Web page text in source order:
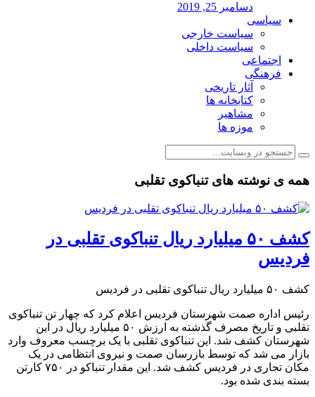
دسامبر 25, 2019
سیاسی
سیاست خارجی
سیاست داخلی
اجتماعی
فرهنگی
آثار تاریخی
کتابخانه ها
مشاهیر
موزه ها
همه ی نوشته های تنباکوی تقلبی
کشف ۵۰ میلیارد ریال تنباکوی تقلبی در
فردیس
کشف ۵۰ میلیارد ریال تنباکوی تقلبی در فردیس
رئیس اداره صمت شهرستان فردیس اعلام کرد که چهار تن تنباکوی
تقلبی و تاریخ مصرف گذشته به ارزش ۵۰ میلیارد ریال در این
شهرستان کشف شد. این تنباکوی تقلبی با یک برچسب معروف وارد
بازار می شد که توسط بازرسان صمت و نیروی انتظامی در یک
مکان تجاری در فردیس کشف شد. این مقدار تنباکو در ۷۵۰ کارتن
بسته بندی شده بود.